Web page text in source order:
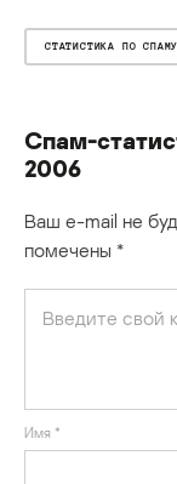
СТАТИСТИКА ПО СПАМУ
Спам-
2006
Ваш e-mail не
помечены *
Имя *